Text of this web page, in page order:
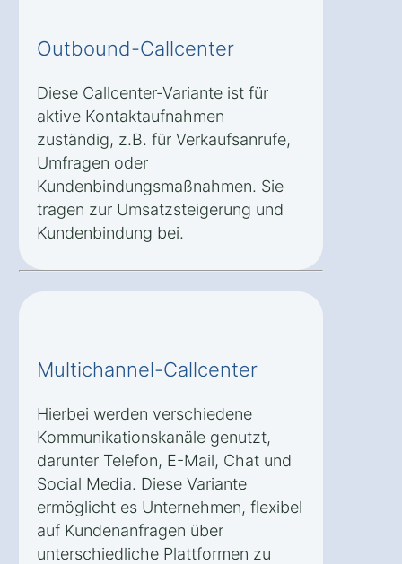
Outbound-Callcenter
Diese Callcenter-Variante ist für
aktive Kontaktaufnahmen
zuständig, z.B. für Verkaufsanrufe,
Umfragen oder
Kundenbindungsmaßnahmen. Sie
tragen zur Umsatzsteigerung und
Kundenbindung bei.
Multichannel-Callcenter
Hierbei werden verschiedene
Kommunikationskanäle genutzt,
darunter Telefon, E-Mail, Chat und
Social Media. Diese Variante
ermöglicht es Unternehmen, flexibel
auf Kundenanfragen über
unterschiedliche Plattformen zu